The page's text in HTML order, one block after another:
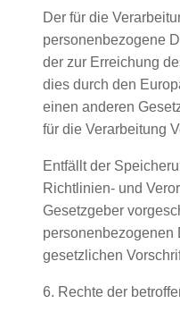
Der für die
personenbezogene
der zur Erreichung
dies durch den
einen anderen
für die Verarbeitung
Entfällt der
Richtlinien- und
Gesetzgeber
personenbezogenen
gesetzlichen
6. Rechte der